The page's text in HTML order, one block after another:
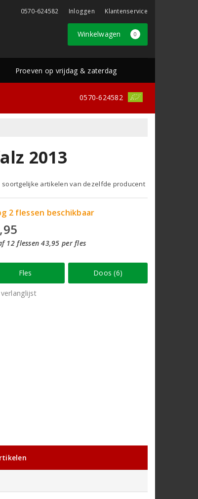
0570-624582 Inloggen Klantenservice
Winkelwagen 0
Proeven op vrijdag & zaterdag
0570-624582
2013
soortgelijke artikelen van dezelfde producent
2 flessen beschikbaar
12 flessen 43,95 per fles
Fles Doos (6)